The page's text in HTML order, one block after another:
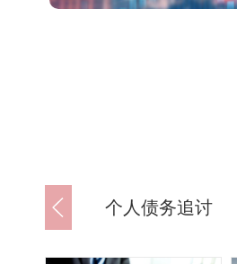
个人债务追讨